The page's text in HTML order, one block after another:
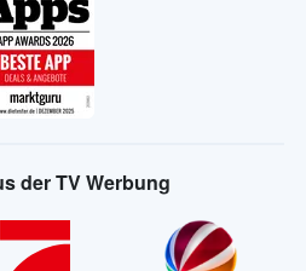
der TV Werbung